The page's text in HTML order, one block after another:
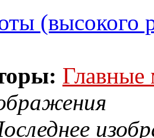
(высокого
Главные